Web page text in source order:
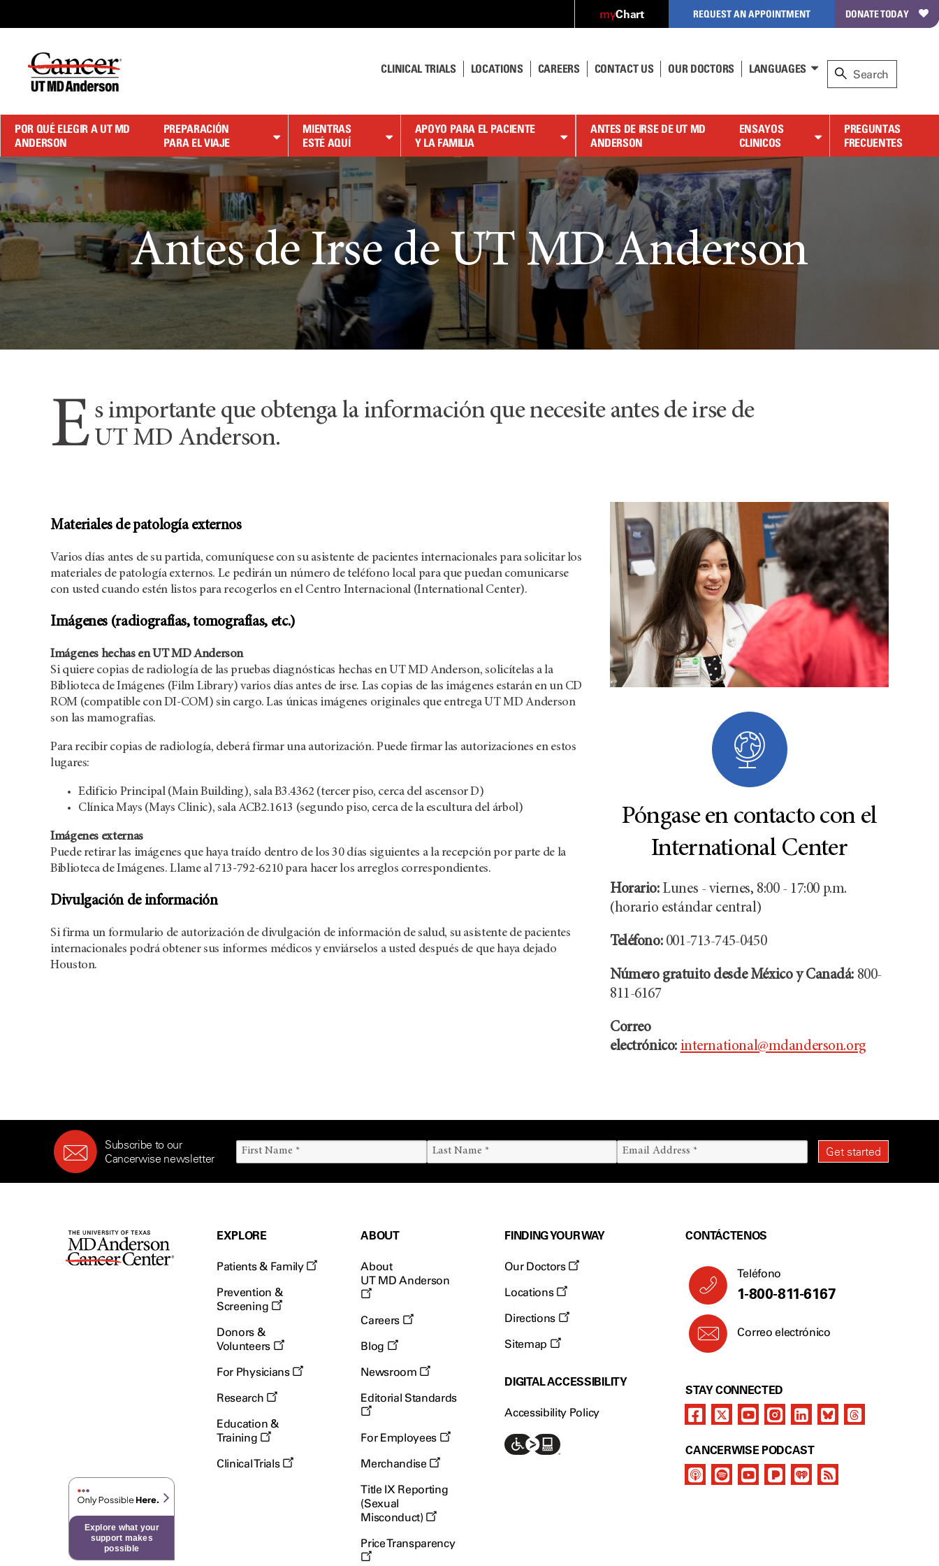
Content
myChart REQUEST AN APPOINTMENT DONATE TODAY
CLINICAL TRIALS LOCATIONS CAREERS CONTACT US OUR DOCTORS LANGUAGES
POR QUÉ ELEGIR A UT MD
ANDERSON
PREPARACIÓN
PARA EL VIAJE
MIENTRAS
ESTÉ AQUÍ
APOYO PARA EL PACIENTE
Y LA FAMILIA
ANTES DE IRSE DE UT MD
ANDERSON
ENSAYOS
CLINICOS
PREGUNTAS
FRECUENTES
Antes de Irse de UT MD Anderson
E s importante que obtenga la información que necesite antes de irse de
UT MD Anderson.
Materiales de patología externos
Varios días antes de su partida, comuníquese con su asistente de pacientes internacionales para solicitar los
materiales de patología externos. Le pedirán un número de teléfono local para que puedan comunicarse
con usted cuando estén listos para recogerlos en el Centro Internacional (International Center).
Imágenes (radiografías, tomografías, etc.)
Imágenes hechas en UT MD Anderson
Si quiere copias de radiología de las pruebas diagnósticas hechas en UT MD Anderson, solicítelas a la
Biblioteca de Imágenes (Film Library) varios días antes de irse. Las copias de las imágenes estarán en un CD
ROM (compatible con DI-COM) sin cargo. Las únicas imágenes originales que entrega UT MD Anderson
son las mamografías.
Para recibir copias de radiología, deberá firmar una autorización. Puede firmar las autorizaciones en estos
lugares:
Edificio Principal (Main Building), sala B3.4362 (tercer piso, cerca del ascensor D)
Clínica Mays (Mays Clinic), sala ACB2.1613 (segundo piso, cerca de la escultura del árbol)
Imágenes externas
Puede retirar las imágenes que haya traído dentro de los 30 días siguientes a la recepción por parte de la
Biblioteca de Imágenes. Llame al 713-792-6210 para hacer los arreglos correspondientes.
Divulgación de información
Si firma un formulario de autorización de divulgación de información de salud, su asistente de pacientes
internacionales podrá obtener sus informes médicos y enviárselos a usted después de que haya dejado
Houston.
Póngase en contacto con el
International Center
Horario:Lunes - viernes, 8:00 - 17:00 p.m.
(horario estándar central)
Teléfono:001-713-745-0450
Número gratuito desde México y Canadá: 800-
811-6167
Correo
electrónico: international@mdanderson.org
Subscribe to our
Cancerwise newsletter
Explore what your
support makes
possible
EXPLORE
Patients & Family
Prevention &
Screening
Donors &
Volunteers
For Physicians
Research
Education &
Training
Clinical Trials
ABOUT
About
UT MD Anderson
Careers
Blog
Newsroom
Editorial Standards
For Employees
Merchandise
Title IX Reporting
(Sexual
Misconduct)
Price Transparency
FINDING YOUR WAY
Our Doctors
Locations
Directions
Sitemap
DIGITAL ACCESSIBILITY
Accessibility Policy
CONTÁCTENOS
Teléfono
1-800-811-6167
Correo electrónico
STAY CONNECTED
CANCERWISE PODCAST